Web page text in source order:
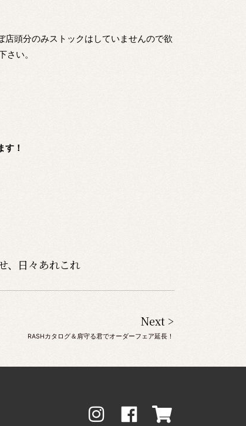
頭分のみストックはしていませんので欲
い。
！
、 日々あれこれ
Next >
RASHカタログ＆肩守る君でオーダーフェア延長！